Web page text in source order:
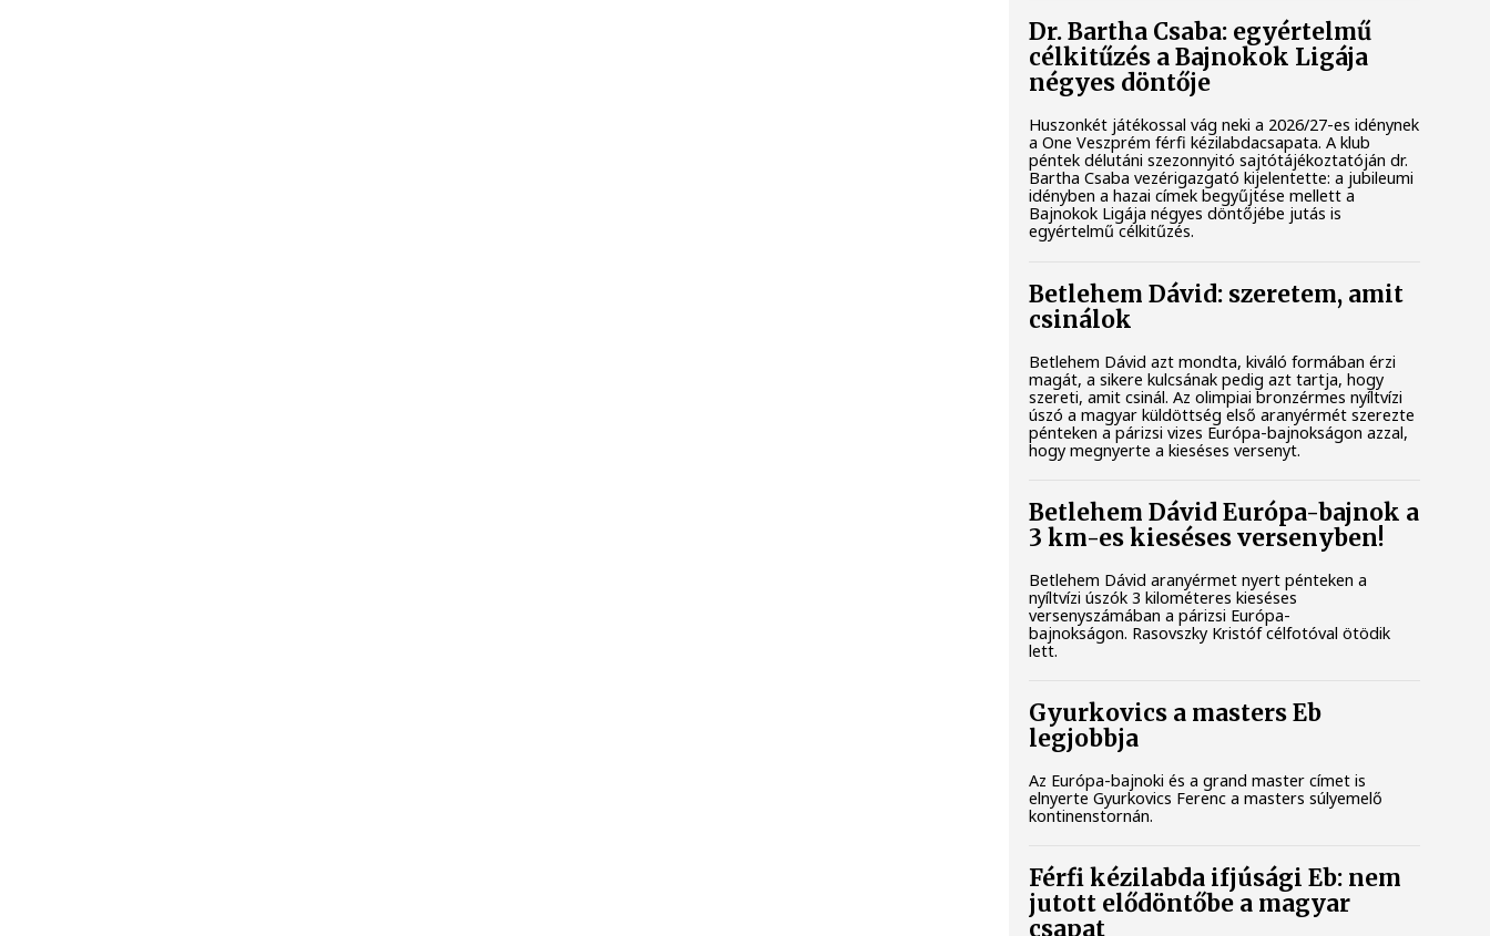
Dr. Bartha Csaba: egyértelmű
célkitűzés a Bajnokok Ligája
négyes döntője
Huszonkét játékossal vág neki a 2026/27-es idénynek
a One Veszprém férfi kézilabdacsapata. A klub
péntek délutáni szezonnyitó sajtótájékoztatóján dr.
Bartha Csaba vezérigazgató kijelentette: a jubileumi
idényben a hazai címek begyűjtése mellett a
Bajnokok Ligája négyes döntőjébe jutás is
egyértelmű célkitűzés.
Betlehem Dávid: szeretem, amit
csinálok
Betlehem Dávid azt mondta, kiváló formában érzi
magát, a sikere kulcsának pedig azt tartja, hogy
szereti, amit csinál. Az olimpiai bronzérmes nyíltvízi
úszó a magyar küldöttség első aranyérmét szerezte
pénteken a párizsi vizes Európa-bajnokságon azzal,
hogy megnyerte a kieséses versenyt.
Betlehem Dávid Európa-bajnok a
3 km-es kieséses versenyben!
Betlehem Dávid aranyérmet nyert pénteken a
nyíltvízi úszók 3 kilométeres kieséses
versenyszámában a párizsi Európa-
bajnokságon. Rasovszky Kristóf célfotóval ötödik
lett.
Gyurkovics a masters Eb
legjobbja
Az Európa-bajnoki és a grand master címet is
elnyerte Gyurkovics Ferenc a masters súlyemelő
kontinenstornán.
Férfi kézilabda ifjúsági Eb: nem
jutott elődöntőbe a magyar
csapat